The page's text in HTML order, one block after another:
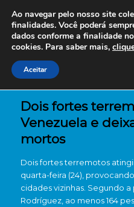
Dois fortes
Venezuela e
mortos
Dois fortes terremotos
quarta-feira (24),
cidades vizinhas. Segundo
Rodríguez, ao menos 164
Ao navegar pelo nosso site
finalidades. Você poderá
dados conforme a finalidade
cookies. Para saber mais,
Aceitar